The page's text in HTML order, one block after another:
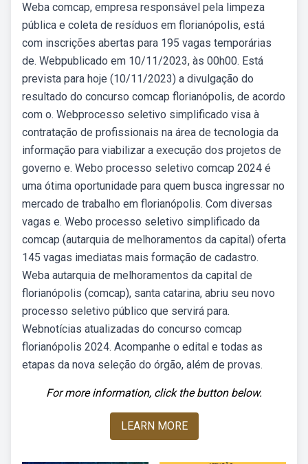
Weba comcap, empresa responsável pela limpeza
pública e coleta de resíduos em florianópolis, está
com inscrições abertas para 195 vagas temporárias
de. Webpublicado em 10/11/2023, às 00h00. Está
prevista para hoje (10/11/2023) a divulgação do
resultado do concurso comcap florianópolis, de acordo
com o. Webprocesso seletivo simplificado visa à
contratação de profissionais na área de tecnologia da
informação para viabilizar a execução dos projetos de
governo e. Webo processo seletivo comcap 2024 é
uma ótima oportunidade para quem busca ingressar no
mercado de trabalho em florianópolis. Com diversas
vagas e. Webo processo seletivo simplificado da
comcap (autarquia de melhoramentos da capital) oferta
145 vagas imediatas mais formação de cadastro.
Weba autarquia de melhoramentos da capital de
florianópolis (comcap), santa catarina, abriu seu novo
processo seletivo público que servirá para.
Webnotícias atualizadas do concurso comcap
florianópolis 2024. Acompanhe o edital e todas as
etapas da nova seleção do órgão, além de provas.
For more information, click the button below.
LEARN MORE